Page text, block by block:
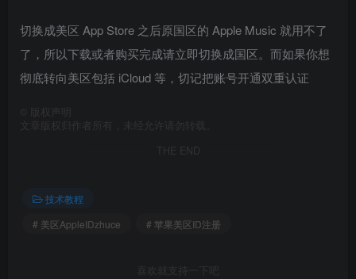
切换成美区 App Store 之后原国区的 Apple Music 就用不了
了，所以下载或者购买完成请立即切换成国区。而如果你想
彻底转向美区包括 iCloud 等，切记把账号开通双重认证
版权声明
文章版权归作者所有，未经允许请勿转载。
THE END
技术教程
# 美区AppleIDzhuce
# 苹果美区ID注册
喜欢就支持一下吧